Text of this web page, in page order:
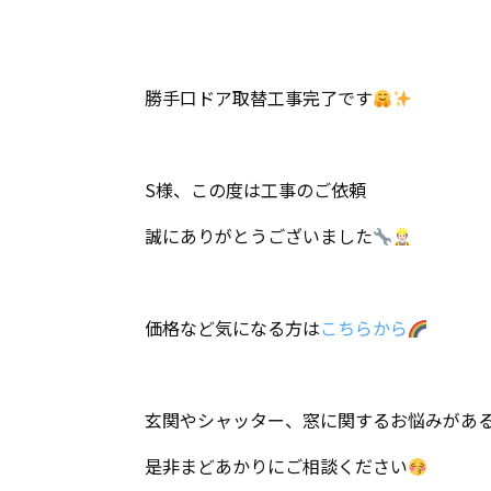
勝手口ドア取替工事完了です
S様、この度は工事のご依頼
誠にありがとうございました
価格など気になる方はこちらから
玄関やシャッター、窓に関するお悩みがあ
是非まどあかりにご相談ください